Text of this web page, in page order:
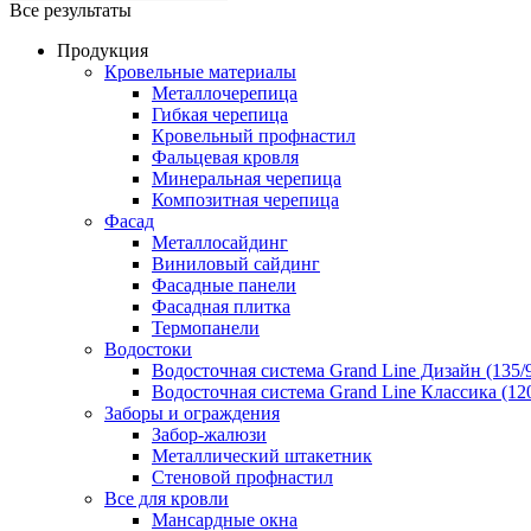
Все результаты
Продукция
Кровельные материалы
Металлочерепица
Гибкая черепица
Кровельный профнастил
Фальцевая кровля
Минеральная черепица
Композитная черепица
Фасад
Металлосайдинг
Виниловый сайдинг
Фасадные панели
Фасадная плитка
Термопанели
Водостоки
Водосточная система Grand Line Дизайн (135/
Водосточная система Grand Line Классика
Заборы и ограждения
Забор-жалюзи
Металлический штакетник
Стеновой профнастил
Все для кровли
Мансардные окна